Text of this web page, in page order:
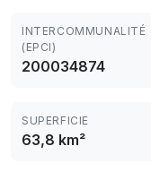
INTERCOMMUNALITÉ
(EPCI)
200034874
SUPERFICIE
63,8 km²